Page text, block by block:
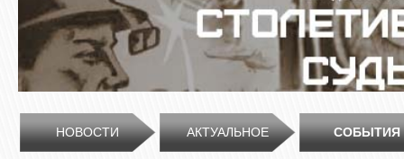
НОВОСТИ АКТУАЛЬНОЕ СОБЫТИЯ